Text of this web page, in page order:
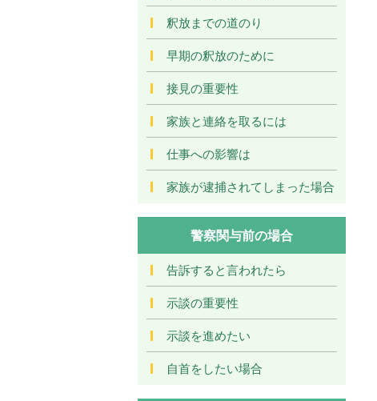
釈放までの道のり
早期の釈放のために
接見の重要性
家族と連絡を取るには
仕事への影響は
家族が逮捕されてしまった場合
警察関与前の場合
告訴すると言われたら
示談の重要性
示談を進めたい
自首をしたい場合